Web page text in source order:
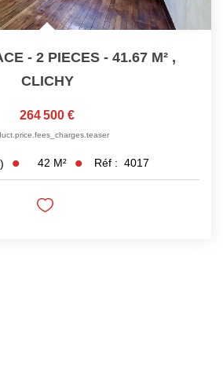
- 2 PIECES - 41.67 M² ,
CLICHY
264 500 €
42 M² Réf : 4017